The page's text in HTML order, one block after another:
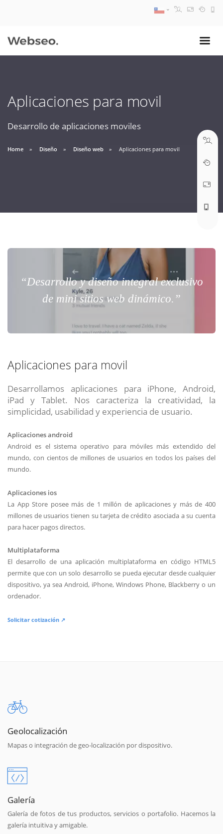
Aplicaciones para movil
Desarrollo de aplicaciones moviles
Home Diseño Diseño web Aplicaciones para movil
“Desarrollo y diseño integral exclusivo
de mini sitios web dinámico.”
Aplicaciones para movil
Desarrollamos aplicaciones para iPhone, Android,
iPad y Tablet. Nos caracteriza la creatividad, la
simplicidad, usabilidad y experiencia de usuario.
Aplicaciones android
Android es el sistema operativo para móviles más extendido del
mundo, con cientos de millones de usuarios en todos los países del
mundo.
Aplicaciones ios
La App Store posee más de 1 millón de aplicaciones y más de 400
millones de usuarios tienen su tarjeta de crédito asociada a su cuenta
para hacer pagos directos.
Multiplataforma
El desarrollo de una aplicación multiplataforma en código HTML5
permite que con un solo desarrollo se pueda ejecutar desde cualquier
dispositivo, ya sea Android, iPhone, Windows Phone, Blackberry o un
ordenador.
Solicitar cotización ↗
Geolocalización
Mapas o integración de geo-localización por dispositivo.
Galería
Galería de fotos de tus productos, servicios o portafolio. Hacemos la
galería intuitiva y amigable.
09:30 AM A 18:30 PM
soporte@webseo.cl